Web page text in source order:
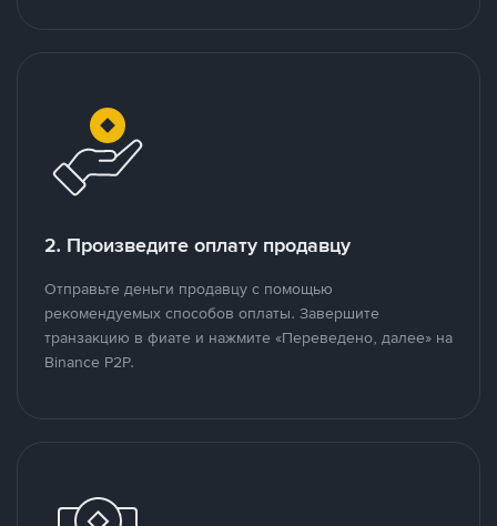
2. Произведите оплату продавцу
Отправьте деньги продавцу с помощью
рекомендуемых способов оплаты. Завершите
транзакцию в фиате и нажмите «Переведено, далее» на
Binance P2P.